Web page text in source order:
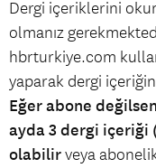
Dergi içeriklerini
olmanız
hbrturkiye.com
yaparak dergi
Eğer abone
ayda 3 dergi içeriği
olabilirveya